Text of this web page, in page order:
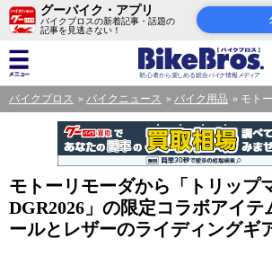
グーバイク・アプリ
バイクブロスの新着記事・話題の
記事を見逃さない！
バイクブロス バイクニュース バイク用品 モト
モトーリモーダから「トリップ
DGR2026」の限定コラボアイテ
ールとレザーのライディングギ